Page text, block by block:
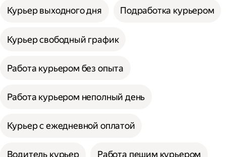
Курьер выходного дня Подработка курьером
Курьер свободный график
Работа курьером без опыта
Работа курьером неполный день
Курьер с ежедневной оплатой
Водитель курьер Работа пешим курьером